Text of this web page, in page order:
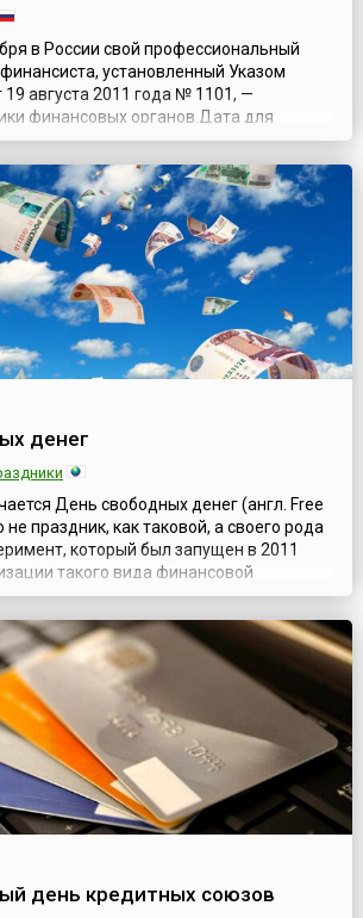
в России свой профессиональный
установленный Указом
августа 2011 года № 1101, —
финансовых органов.Дата для
выбрана в связи с тем, что 8 сентября
1802 года император Александр I своим
образовал в России
Первым министром финансо...
денег
День свободных денег (англ. Free
не праздник, как таковой, а своего рода
который был запущен в 2011
такого вида финансовой
экономика совместного потребления.
воспитать в людях правильное
которые должны все время
жизненной силой любой э...
день кредитных союзов